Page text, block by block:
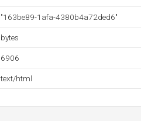
"163be89-1afa-4380b4a72ded6"
bytes
6906
text/html